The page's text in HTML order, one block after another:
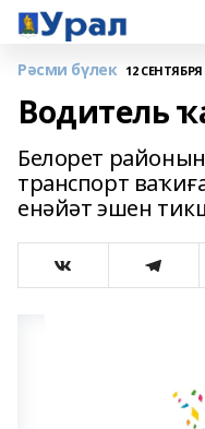
Рәсми бүлек 12 СЕНТЯБРЯ
Водитель
Белорет
транспорт
енәйәт эшен